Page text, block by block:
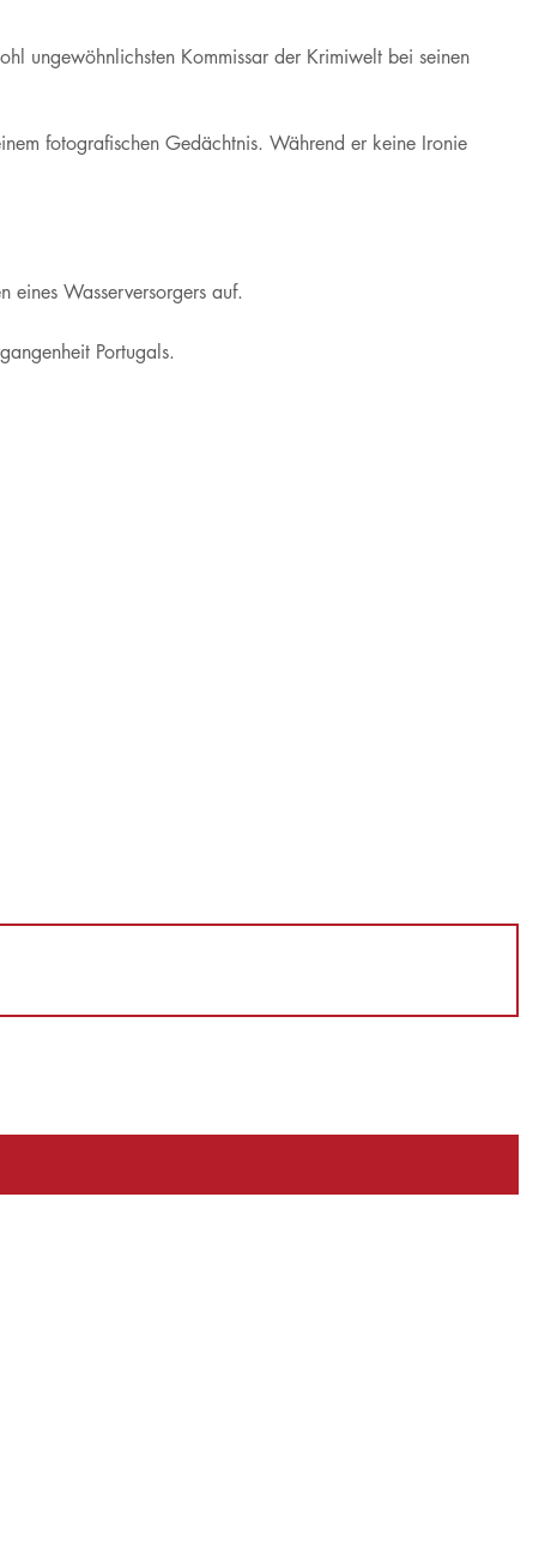
ungewöhnlichsten Kommissar der Krimiwelt bei seinen
fotografischen Gedächtnis. Während er keine Ironie
eines Wasserversorgers auf.
Portugals.